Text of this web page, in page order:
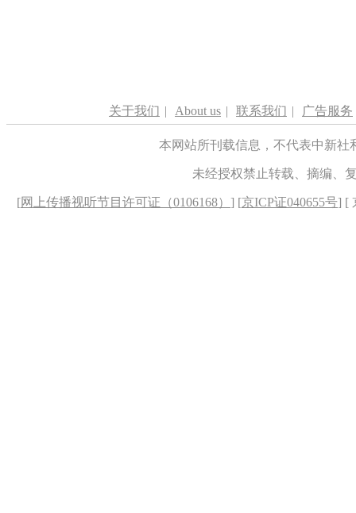
关于我们 | About us | 联系我们 | 广告服务
本网站所刊载信息，不代表中新
未经授权禁止转载、摘编、
[网上传播视听节目许可证（0106168） ] [京ICP证040655号] [